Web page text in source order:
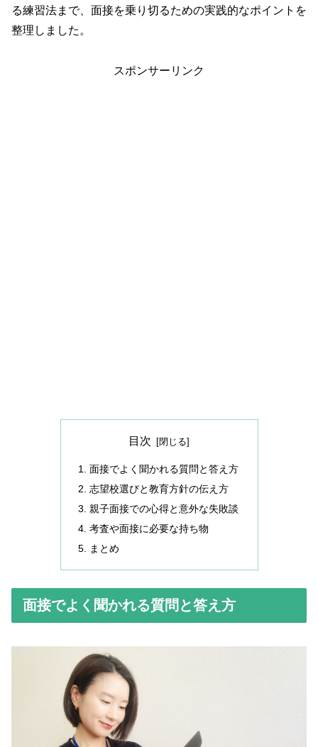
る練習法まで、面接を乗り切るための実践的なポイントを
整理しました。
スポンサーリンク
目次
面接でよく聞かれる質問と答え方
志望校選びと教育方針の伝え方
親子面接での心得と意外な失敗談
考査や面接に必要な持ち物
まとめ
面接でよく聞かれる質問と答え方